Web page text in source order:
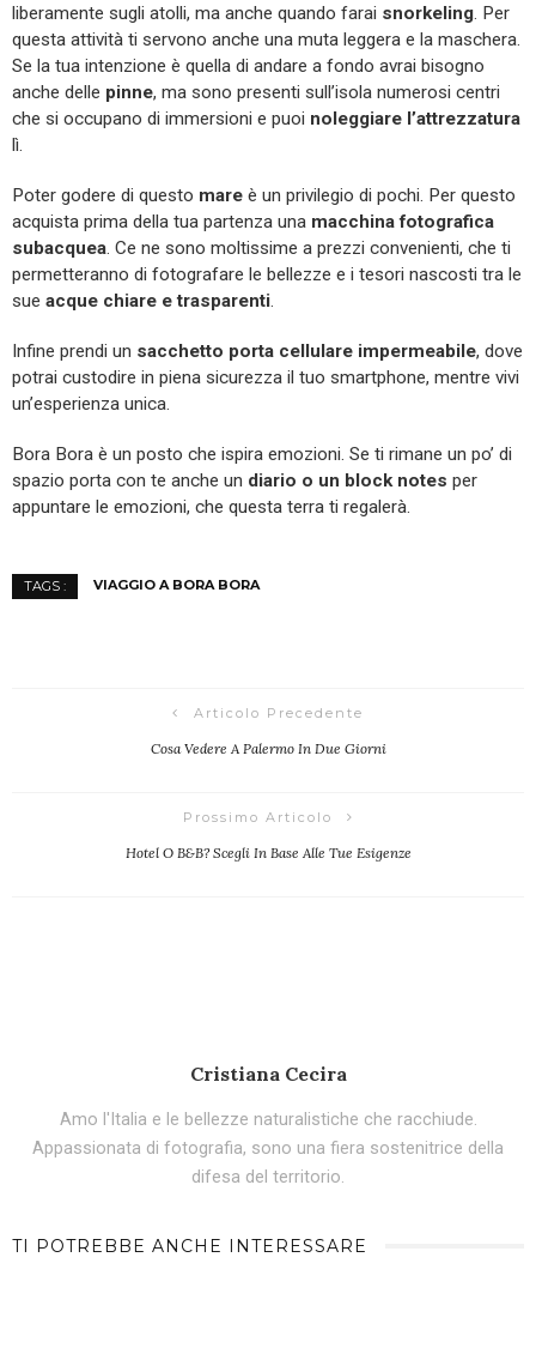
liberamente sugli atolli, ma anche quando farai snorkeling. Per
questa attività ti servono anche una muta leggera e la maschera.
Se la tua intenzione è quella di andare a fondo avrai bisogno
anche delle pinne, ma sono presenti sull’isola numerosi centri
che si occupano di immersioni e puoi noleggiare l’attrezzatura
lì.
Poter godere di questo mare è un privilegio di pochi. Per questo
acquista prima della tua partenza una macchina fotografica
subacquea. Ce ne sono moltissime a prezzi convenienti, che ti
permetteranno di fotografare le bellezze e i tesori nascosti tra le
sue acque chiare e trasparenti.
Infine prendi un sacchetto porta cellulare impermeabile, dove
potrai custodire in piena sicurezza il tuo smartphone, mentre vivi
un’esperienza unica.
Bora Bora è un posto che ispira emozioni. Se ti rimane un po’ di
spazio porta con te anche un diario o un block notes per
appuntare le emozioni, che questa terra ti regalerà.
TAGS : VIAGGIO A BORA BORA
Articolo Precedente
Cosa Vedere A Palermo In Due Giorni
Prossimo Articolo
Hotel O B&b? Scegli In Base Alle Tue Esigenze
Cristiana Cecira
Amo l'Italia e le bellezze naturalistiche che racchiude.
Appassionata di fotografia, sono una fiera sostenitrice della
difesa del territorio.
TI POTREBBE ANCHE INTERESSARE